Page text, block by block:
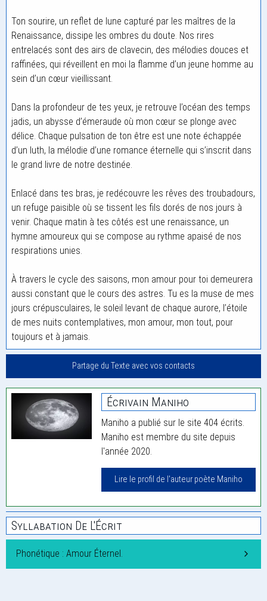
Ton sourire, un reflet de lune capturé par les maîtres de la
Renaissance, dissipe les ombres du doute. Nos rires
entrelacés sont des airs de clavecin, des mélodies douces et
raffinées, qui réveillent en moi la flamme d’un jeune homme au
sein d’un cœur vieillissant.
Dans la profondeur de tes yeux, je retrouve l’océan des temps
jadis, un abysse d’émeraude où mon cœur se plonge avec
délice. Chaque pulsation de ton être est une note échappée
d’un luth, la mélodie d’une romance éternelle qui s’inscrit dans
le grand livre de notre destinée.
Enlacé dans tes bras, je redécouvre les rêves des troubadours,
un refuge paisible où se tissent les fils dorés de nos jours à
venir. Chaque matin à tes côtés est une renaissance, un
hymne amoureux qui se compose au rythme apaisé de nos
respirations unies.
À travers le cycle des saisons, mon amour pour toi demeurera
aussi constant que le cours des astres. Tu es la muse de mes
jours crépusculaires, le soleil levant de chaque aurore, l’étoile
de mes nuits contemplatives, mon amour, mon tout, pour
toujours et à jamais.
Partage du Texte avec vos contacts
Écrivain Maniho
Maniho a publié sur le site 404 écrits.
Maniho est membre du site depuis
l'année 2020.
Lire le profil de l'auteur poète Maniho
Syllabation De L'Écrit
Phonétique : Amour Éternel.